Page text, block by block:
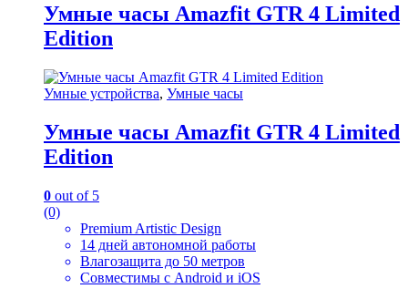
Умные часы Amazfit GTR 4 Limited
Edition
Умные устройства, Умные часы
Умные часы Amazfit GTR 4 Limited
Edition
0 out of 5
(0)
Premium Artistic Design
14 дней автономной работы
Влагозащита до 50 метров
Совместимы с Android и iOS